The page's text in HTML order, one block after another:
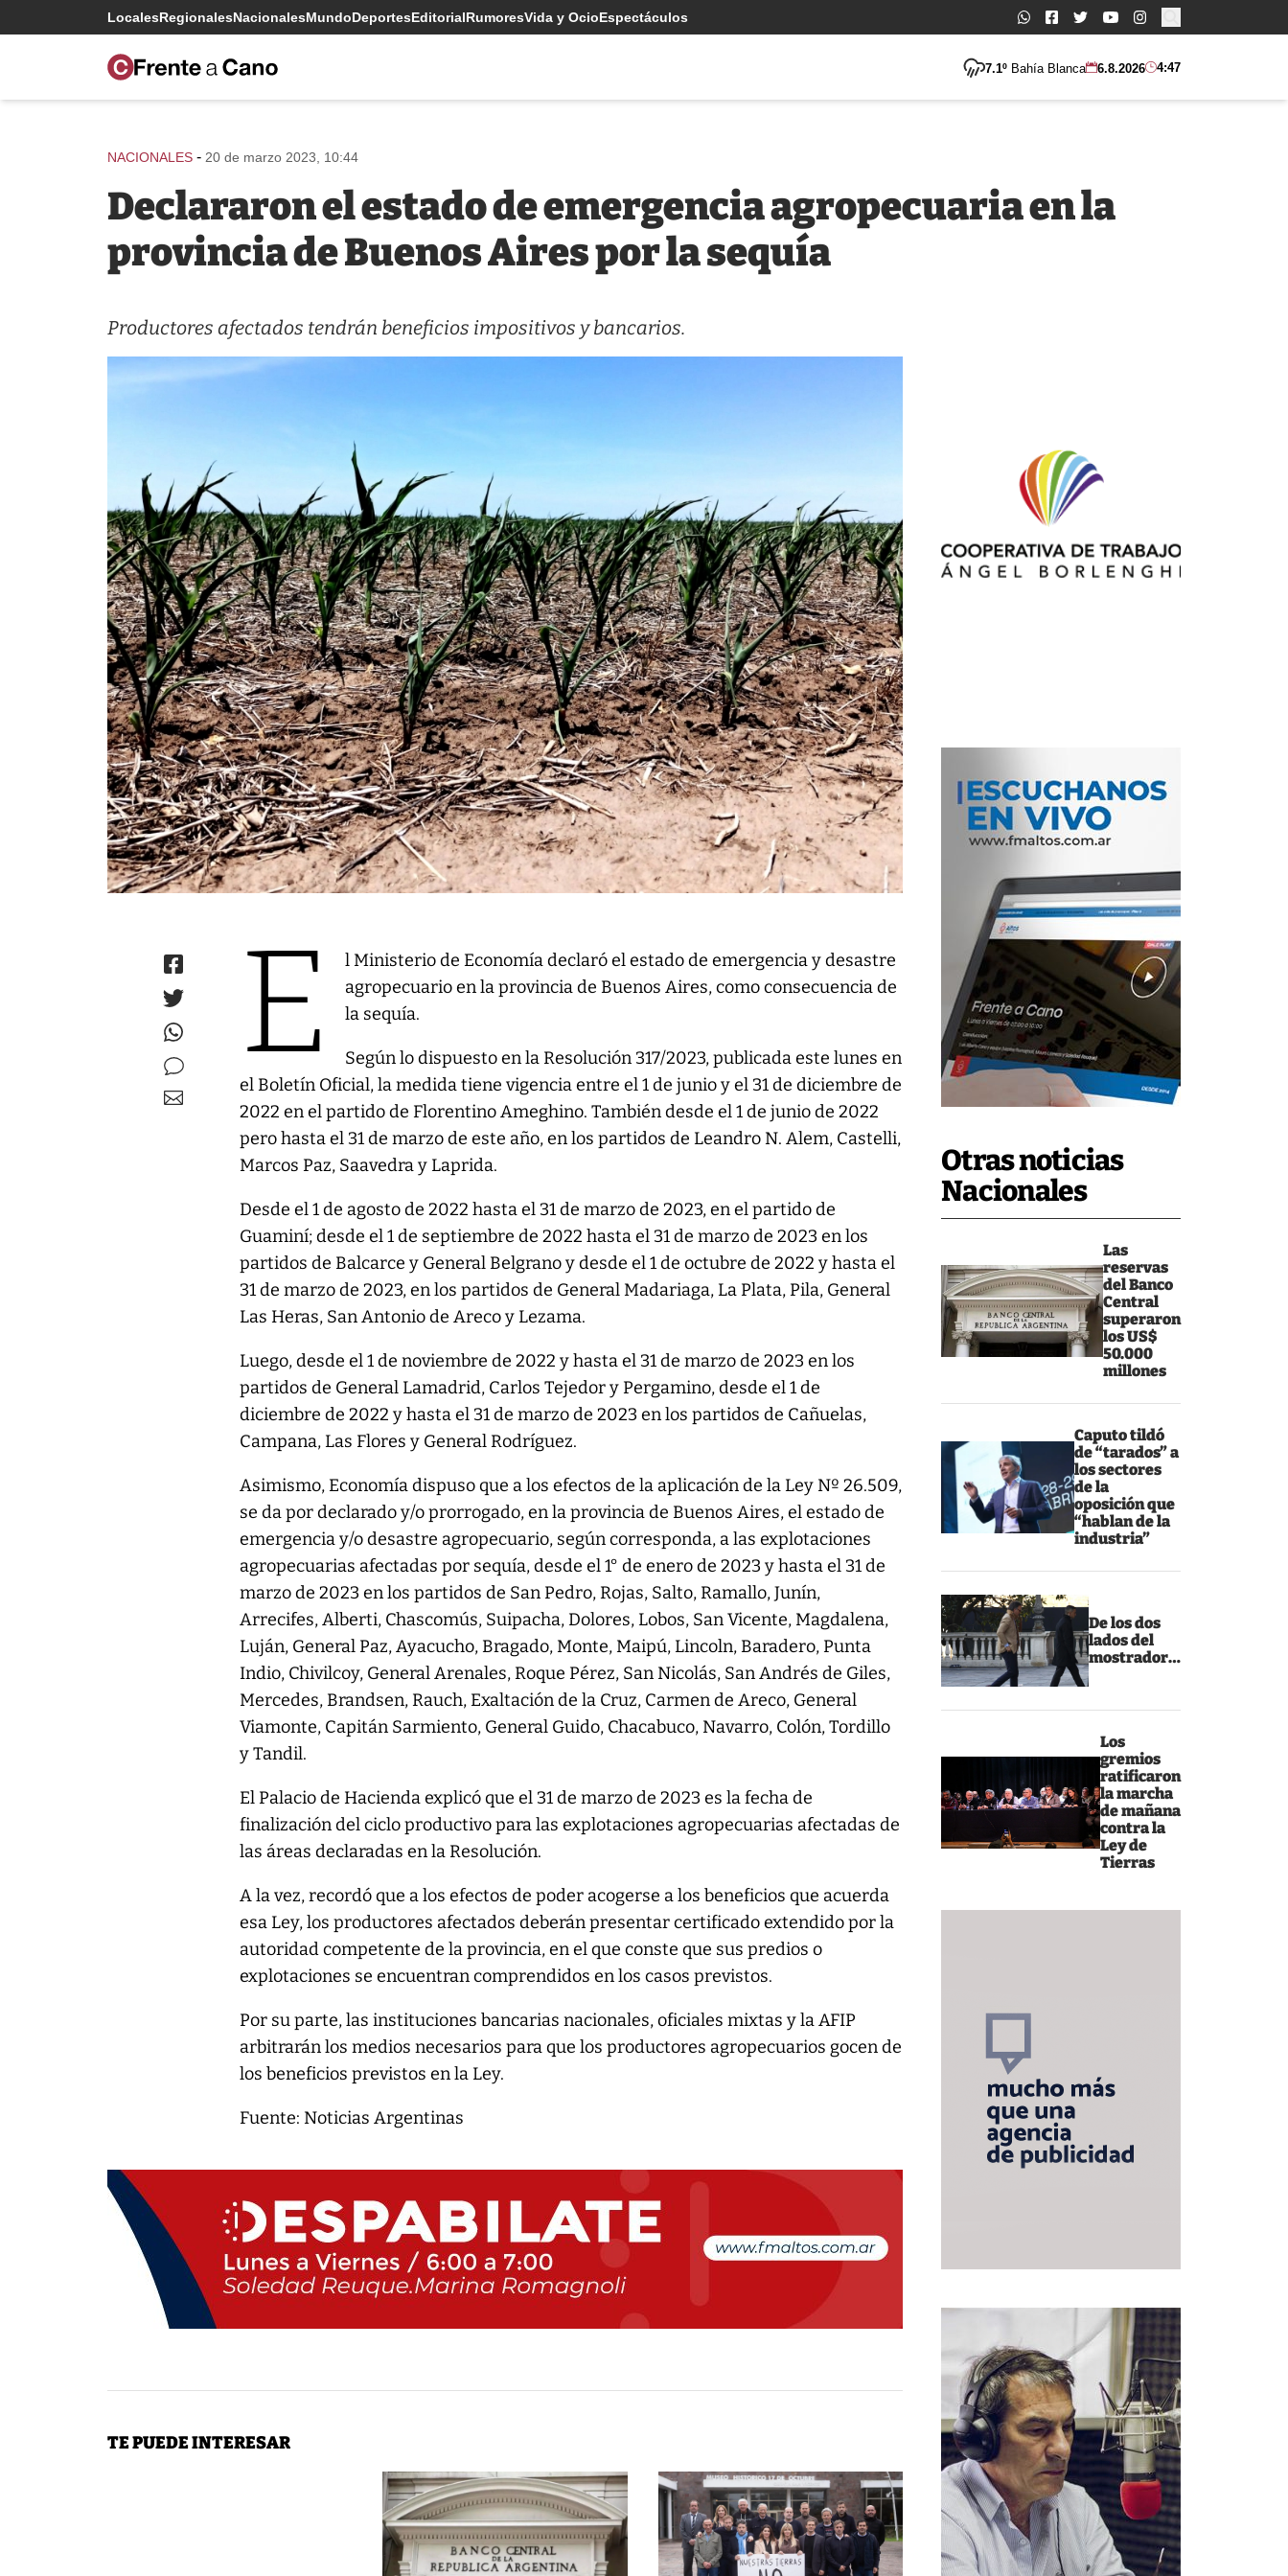
LocalesRegionalesNacionalesMundoDeportesEditorialRumoresVida y OcioEspectáculos Buscar:
7.1º Bahía Blanca 6.8.2026 4:47
Otras noticias
Nacionales
Las
reservas
del Banco
Central
superaron
los US$
50.000
millones
Caputo tildó
de “tarados” a
los sectores
de la
oposición que
“hablan de la
industria”
De los dos
lados del
mostrador…
Los
gremios
ratificaron
la marcha
de mañana
contra la
Ley de
Tierras
NACIONALES - 20 de marzo 2023, 10:44
Declararon el estado de emergencia agropecuaria en la
provincia de Buenos Aires por la sequía
Productores afectados tendrán beneficios impositivos y bancarios.
E
l Ministerio de Economía declaró el estado de emergencia y desastre
agropecuario en la provincia de Buenos Aires, como consecuencia de
la sequía.
Según lo dispuesto en la Resolución 317/2023, publicada este lunes en
el Boletín Oficial, la medida tiene vigencia entre el 1 de junio y el 31 de diciembre de
2022 en el partido de Florentino Ameghino. También desde el 1 de junio de 2022
pero hasta el 31 de marzo de este año, en los partidos de Leandro N. Alem, Castelli,
Marcos Paz, Saavedra y Laprida.
Desde el 1 de agosto de 2022 hasta el 31 de marzo de 2023, en el partido de
Guaminí; desde el 1 de septiembre de 2022 hasta el 31 de marzo de 2023 en los
partidos de Balcarce y General Belgrano y desde el 1 de octubre de 2022 y hasta el
31 de marzo de 2023, en los partidos de General Madariaga, La Plata, Pila, General
Las Heras, San Antonio de Areco y Lezama.
Luego, desde el 1 de noviembre de 2022 y hasta el 31 de marzo de 2023 en los
partidos de General Lamadrid, Carlos Tejedor y Pergamino, desde el 1 de
diciembre de 2022 y hasta el 31 de marzo de 2023 en los partidos de Cañuelas,
Campana, Las Flores y General Rodríguez.
Asimismo, Economía dispuso que a los efectos de la aplicación de la Ley Nº 26.509,
se da por declarado y/o prorrogado, en la provincia de Buenos Aires, el estado de
emergencia y/o desastre agropecuario, según corresponda, a las explotaciones
agropecuarias afectadas por sequía, desde el 1° de enero de 2023 y hasta el 31 de
marzo de 2023 en los partidos de San Pedro, Rojas, Salto, Ramallo, Junín,
Arrecifes, Alberti, Chascomús, Suipacha, Dolores, Lobos, San Vicente, Magdalena,
Luján, General Paz, Ayacucho, Bragado, Monte, Maipú, Lincoln, Baradero, Punta
Indio, Chivilcoy, General Arenales, Roque Pérez, San Nicolás, San Andrés de Giles,
Mercedes, Brandsen, Rauch, Exaltación de la Cruz, Carmen de Areco, General
Viamonte, Capitán Sarmiento, General Guido, Chacabuco, Navarro, Colón, Tordillo
y Tandil.
El Palacio de Hacienda explicó que el 31 de marzo de 2023 es la fecha de
finalización del ciclo productivo para las explotaciones agropecuarias afectadas de
las áreas declaradas en la Resolución.
A la vez, recordó que a los efectos de poder acogerse a los beneficios que acuerda
esa Ley, los productores afectados deberán presentar certificado extendido por la
autoridad competente de la provincia, en el que conste que sus predios o
explotaciones se encuentran comprendidos en los casos previstos.
Por su parte, las instituciones bancarias nacionales, oficiales mixtas y la AFIP
arbitrarán los medios necesarios para que los productores agropecuarios gocen de
los beneficios previstos en la Ley.
Fuente: Noticias Argentinas
TE PUEDE INTERESAR